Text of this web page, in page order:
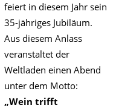
feiert in diesem Jahr sein
35-jähriges Jubiläum.
Aus diesem Anlass
veranstaltet der
Weltladen einen Abend
unter dem Motto:
„Wein trifft